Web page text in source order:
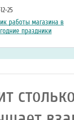
25
работы магазина в
праздники